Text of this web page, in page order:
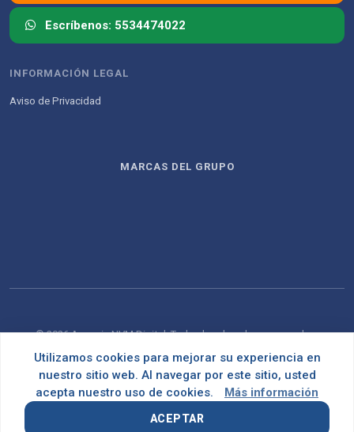
Escríbenos: 5534474022
INFORMACIÓN LEGAL
Aviso de Privacidad
MARCAS DEL GRUPO
© 2026 Agencia NVM Digital. Todos los derechos reservados.
Desarrollado con por OMNES
Utilizamos cookies para mejorar su experiencia en
nuestro sitio web. Al navegar por este sitio, usted
acepta nuestro uso de cookies.
Más información
ACEPTAR